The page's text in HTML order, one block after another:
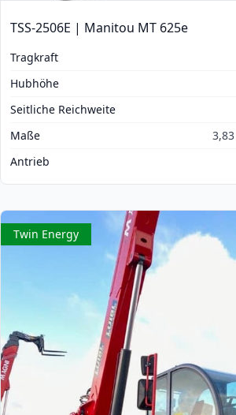
TSS-2506E | Manitou MT 625e
Tragkraft
Hubhöhe
Seitliche Reichweite
Maße
Antrieb
Twin Energy